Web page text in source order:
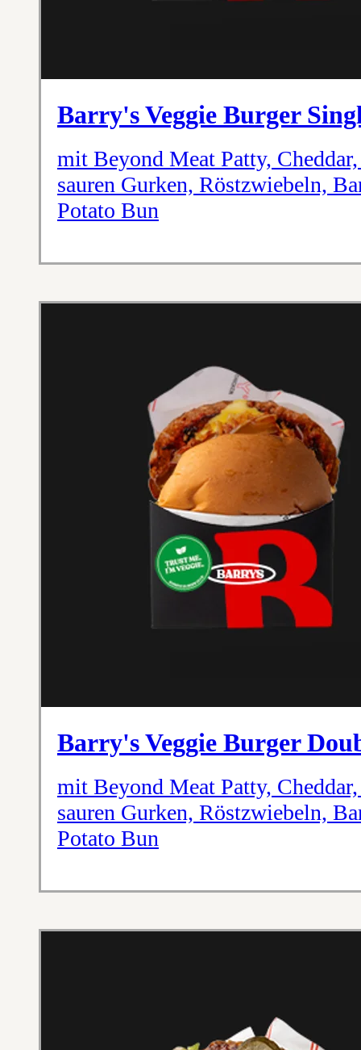
Barry's Veggie Burger
mit Beyond Meat Patty,
sauren Gurken, Röstzwiebeln,
Potato Bun
Barry's Veggie Burger
mit Beyond Meat Patty,
sauren Gurken, Röstzwiebeln,
Potato Bun